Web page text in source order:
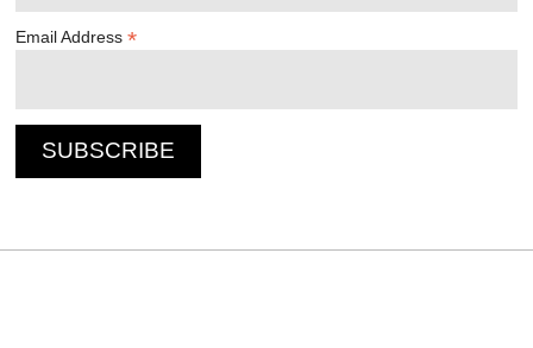
Email Address*